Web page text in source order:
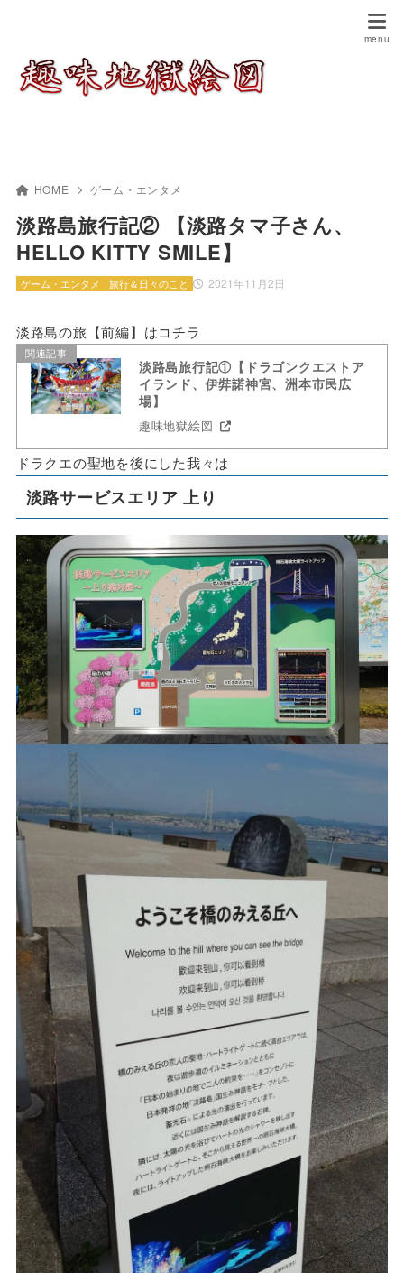
HOME ゲーム・エンタメ
淡路島旅行記② 【淡路タマ子さん、
HELLO KITTY SMILE】
2021年11月2日
ゲーム・エンタメ 旅行＆日々のこと
淡路島の旅【前編】はコチラ
関連記事
淡路島旅行記①【ドラゴンクエストア
イランド、伊弉諾神宮、洲本市民広
場】
趣味地獄絵図
ドラクエの聖地を後にした我々は
淡路サービスエリア 上り